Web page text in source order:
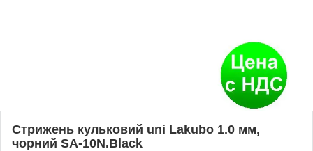
Стрижень кульковий uni Lakubo 1.0 мм,
чорний SA-10N.Black